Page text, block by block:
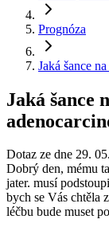
Prognóza
Jaká šance
Jaká šance
Dotaz ze dne 29.
Dobrý den, mému
jater. musí
bych se Vás chtěla
léčbu bude muset